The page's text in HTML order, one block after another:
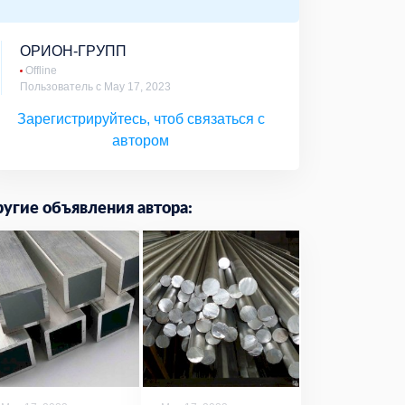
ОРИОН-ГРУПП
Offline
Пользователь с May 17, 2023
Зарегистрируйтесь, чтоб связаться с
автором
объявления автора: